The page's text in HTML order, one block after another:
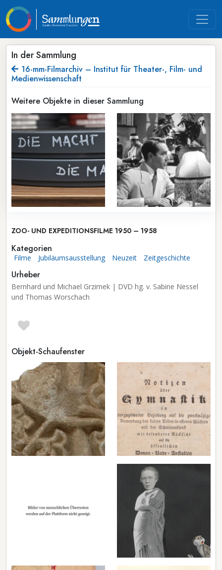
In der Sammlung
16-mm-Filmarchiv – Institut für Theater-, Film- und
Medienwissenschaft
Weitere Objekte in dieser Sammlung
ZOO- UND EXPEDITIONSFILME 1950 – 1958
Kategorien
Filme Jubiläumsausstellung Neuzeit Zeitgeschichte
Urheber
Bernhard und Michael Grzimek | DVD hg. v. Sabine Nessel
und Thomas Worschach
Objekt-Schaufenster